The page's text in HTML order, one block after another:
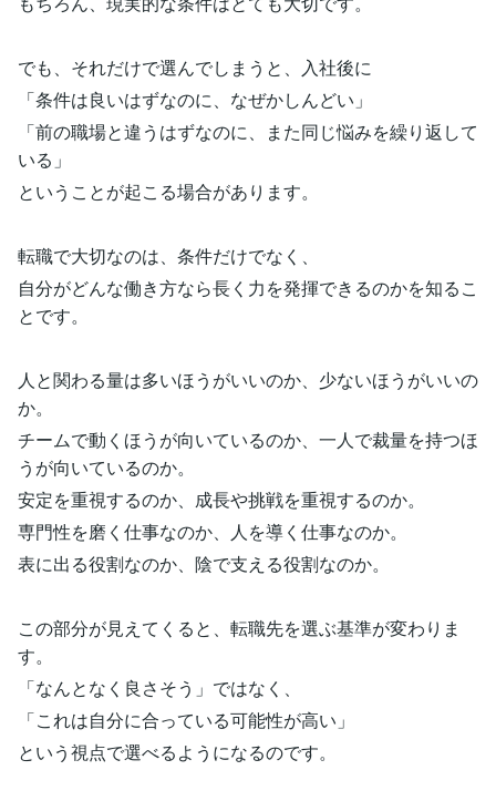
でも、それだけで選んでしまうと、入社後に
「条件は良いはずなのに、なぜかしんどい」
「前の職場と違うはずなのに、また同じ悩みを繰り返して
いる」
ということが起こる場合があります。
転職で大切なのは、条件だけでなく、
自分がどんな働き方なら長く力を発揮できるのかを知るこ
とです。
人と関わる量は多いほうがいいのか、少ないほうがいいの
か。
チームで動くほうが向いているのか、一人で裁量を持つほ
うが向いているのか。
安定を重視するのか、成長や挑戦を重視するのか。
専門性を磨く仕事なのか、人を導く仕事なのか。
表に出る役割なのか、陰で支える役割なのか。
この部分が見えてくると、転職先を選ぶ基準が変わりま
す。
「なんとなく良さそう」ではなく、
「これは自分に合っている可能性が高い」
という視点で選べるようになるのです。